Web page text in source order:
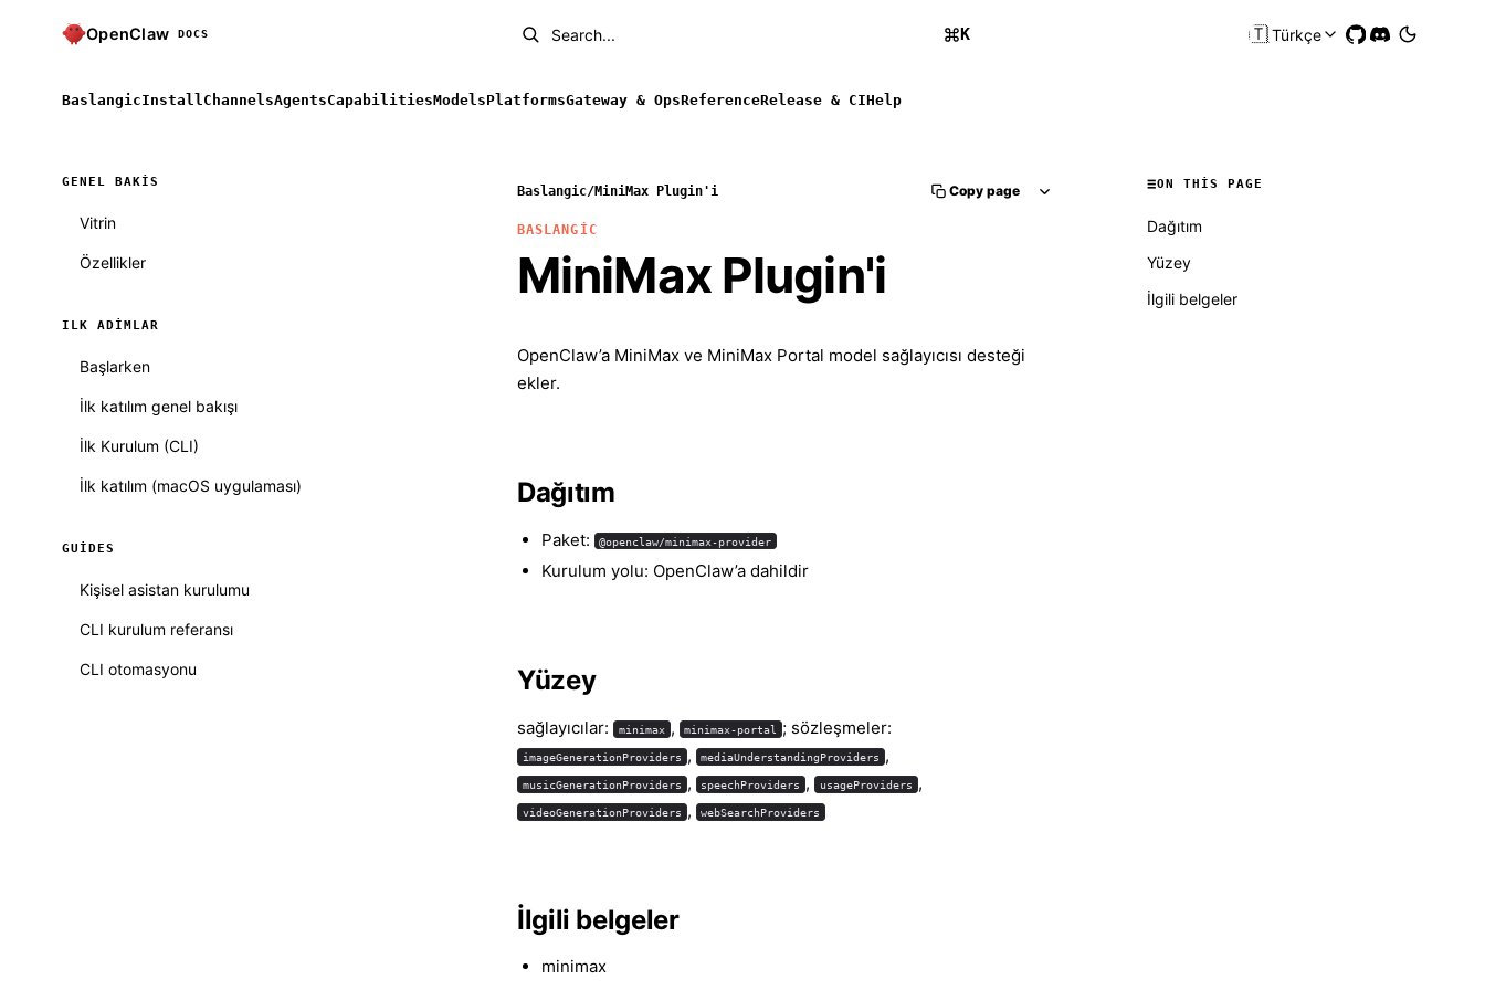
OpenClaw DOCS Search... K 🇹🇷Türkçe
BaslangicInstall ChannelsAgentsCapabilitiesModelsPlatformsGateway & OpsReferenceRelease & CIHelp
GENEL BAKIS
Vitrin
Özellikler
ILK ADIMLAR
Başlarken
İlk katılım genel bakışı
İlk Kurulum (CLI)
İlk katılım (macOS uygulaması)
GUIDES
Kişisel asistan kurulumu
CLI kurulum referansı
CLI otomasyonu
Baslangic/MiniMax Plugin'i Copy page
BASLANGIC
MiniMax Plugin'i
OpenClaw’a MiniMax ve MiniMax Portal model sağlayıcısı desteği
ekler.
Dağıtım
Paket: @openclaw/minimax-provider
Kurulum yolu: OpenClaw’a dahildir
Yüzey
sağlayıcılar: minimax , minimax-portal ; sözleşmeler:
imageGenerationProviders , mediaUnderstandingProviders ,
musicGenerationProviders , speechProviders , usageProviders ,
videoGenerationProviders , webSearchProviders
İlgili belgeler
minimax
ON THIS PAGE
Dağıtım
Yüzey
İlgili belgeler